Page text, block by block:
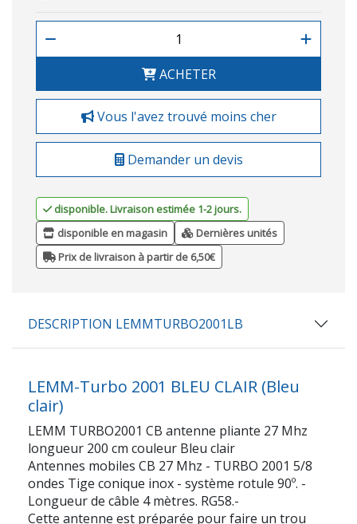
ACHETER
Vous l'avez trouvé moins cher
Demander un devis
disponible. Livraison estimée 1-2 jours.
disponible en magasin
Dernières unités
Prix de livraison à partir de 6,50€
DESCRIPTION LEMMTURBO2001LB
LEMM-Turbo 2001 BLEU CLAIR (Bleu
clair)
LEMM TURBO2001 CB antenne pliante 27 Mhz
longueur 200 cm couleur Bleu clair
Antennes mobiles CB 27 Mhz - TURBO 2001 5/8
ondes Tige conique inox - système rotule 90º. -
Longueur de câble 4 mètres. RG58.-
Cette antenne est préparée pour faire un trou